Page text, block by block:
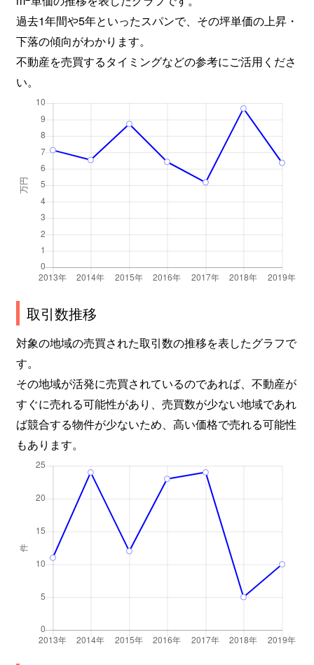
過去1年間や5年といったスパンで、その坪単価の上昇・
下落の傾向がわかります。
不動産を売買するタイミングなどの参考にご活用くださ
い。
取引数推移
対象の地域の売買された取引数の推移を表したグラフで
す。
その地域が活発に売買されているのであれば、不動産が
すぐに売れる可能性があり、売買数が少ない地域であれ
ば競合する物件が少ないため、高い価格で売れる可能性
もあります。